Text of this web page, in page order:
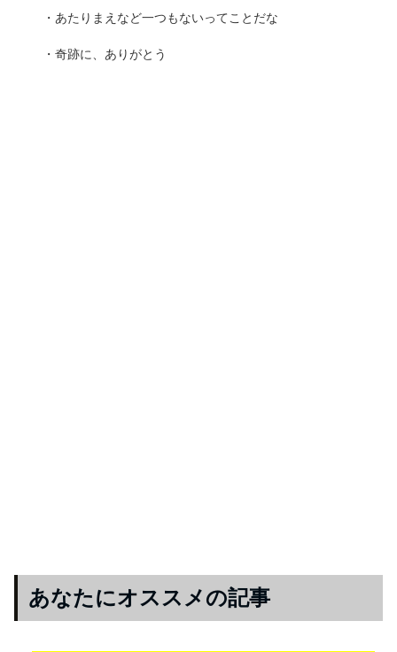
・あたりまえなど一つもないってことだな
・奇跡に、ありがとう
あなたにオススメの記事